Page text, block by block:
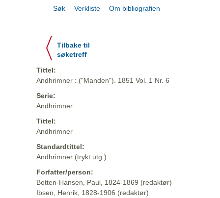
Søk Verkliste Om bibliografien
Tilbake til
søketreff
Tittel:
Andhrimner : ("Manden"). 1851 Vol. 1 Nr. 6
Serie:
Andhrimner
Tittel:
Andhrimner
Standardtittel:
Andhrimner (trykt utg.)
Forfatter/person:
Botten-Hansen, Paul, 1824-1869 (redaktør)
Ibsen, Henrik, 1828-1906 (redaktør)